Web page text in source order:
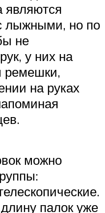
являются
лыжными, но по
не
у них на
ремешки,
на руках
можно
палок уже